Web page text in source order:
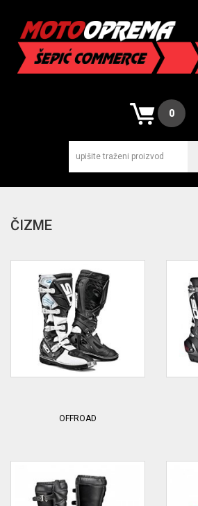
0
ČIZME
OFFROAD